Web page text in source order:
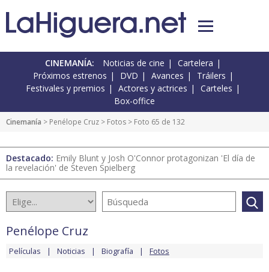
CINEMANÍA: Noticias de cine
Cartelera
Próximos estrenos
DVD Avances
Tráilers
Festivales y premios
Actores y actrices
Carteles
Box-office
Cinemanía > Penélope Cruz > Fotos > Foto 65 de 132
Destacado: Emily Blunt y Josh O'Connor protagonizan 'El día de
la revelación' de Steven Spielberg
Penélope Cruz
Películas Noticias Biografía Fotos